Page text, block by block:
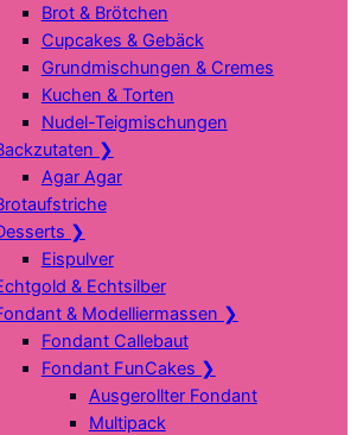
Brot & Brötchen
Cupcakes & Gebäck
Grundmischungen & Cremes
Kuchen & Torten
Nudel-Teigmischungen
❯
Agar Agar
❯
Eispulver
& Echtsilber
& Modelliermassen ❯
Fondant Callebaut
Fondant FunCakes ❯
Ausgerollter Fondant
Multipack